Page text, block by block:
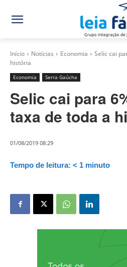
Início Notícias Economia
Selic cai
história
Economia Serra Gaúcha
Selic cai para
taxa de toda a
01/08/2019 08:29
Tempo de leitura: < 1 minuto